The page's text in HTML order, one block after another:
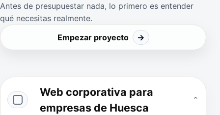
Antes de presupuestar nada, lo primero es entender
qué necesitas realmente.
Empezar proyecto
→
Web corporativa para
empresas de Huesca
⌄